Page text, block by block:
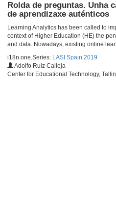
Rolda de preguntas. Unha
de aprendizaxe auténticos
Learning Analytics has been called to
context of Higher Education (HE) the
and data. Nowadays, existing online
i18n.one.Series: LASI Spain 2019
Adolfo Ruiz Calleja
Center for Educational Technology,